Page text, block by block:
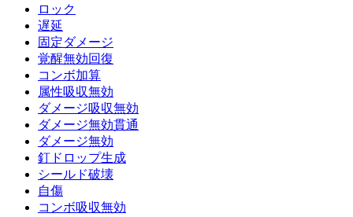
ロック
遅延
固定ダメージ
覚醒無効回復
コンボ加算
属性吸収無効
ダメージ吸収無効
ダメージ無効貫通
ダメージ無効
釘ドロップ生成
シールド破壊
自傷
コンボ吸収無効